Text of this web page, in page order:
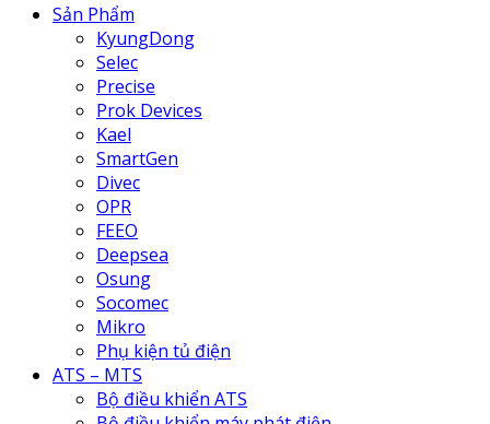
Sản Phẩm
KyungDong
Selec
Precise
Prok Devices
Kael
SmartGen
Divec
OPR
FEEO
Deepsea
Osung
Socomec
Mikro
Phụ kiện tủ điện
ATS – MTS
Bộ điều khiển ATS